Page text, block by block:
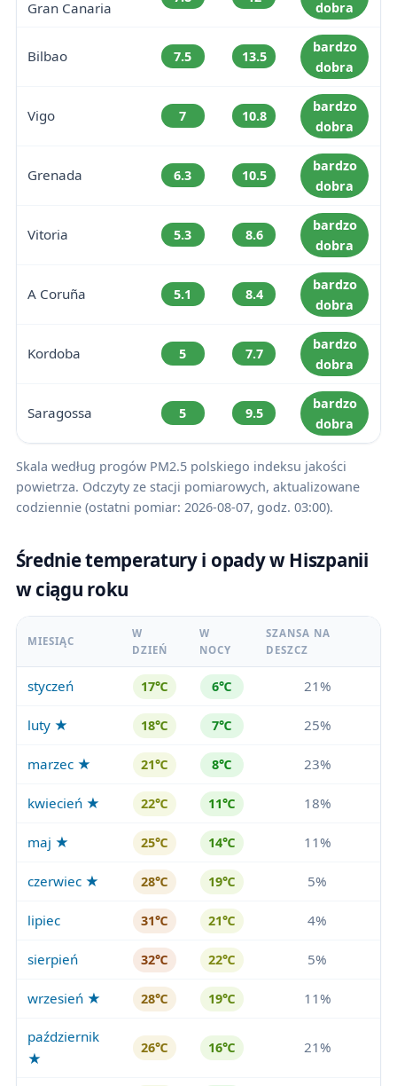
Gran Canaria
dobra
Bilbao 7.5 13.5
bardzo
dobra
Vigo 7 10.8
bardzo
dobra
Grenada 6.3 10.5
bardzo
dobra
Vitoria 5.3 8.6
bardzo
dobra
A Coruña 5.1 8.4
bardzo
dobra
Kordoba 5 7.7
bardzo
dobra
Saragossa 5 9.5
bardzo
dobra
Skala według progów PM2.5 polskiego indeksu jakości
powietrza. Odczyty ze stacji pomiarowych, aktualizowane
codziennie (ostatni pomiar: 2026-08-07, godz. 03:00).
Średnie temperatury i opady w Hiszpanii
w ciągu roku
MIESIĄC
W
DZIEŃ
W
NOCY
SZANSA NA
DESZCZ
styczeń 17℃ 6℃ 21%
luty ★ 18℃ 7℃ 25%
marzec ★ 21℃ 8℃ 23%
kwiecień ★ 22℃ 11℃ 18%
maj ★ 25℃ 14℃ 11%
czerwiec ★ 28℃ 19℃ 5%
lipiec 31℃ 21℃ 4%
sierpień 32℃ 22℃ 5%
wrzesień ★ 28℃ 19℃ 11%
październik
★
26℃ 16℃ 21%